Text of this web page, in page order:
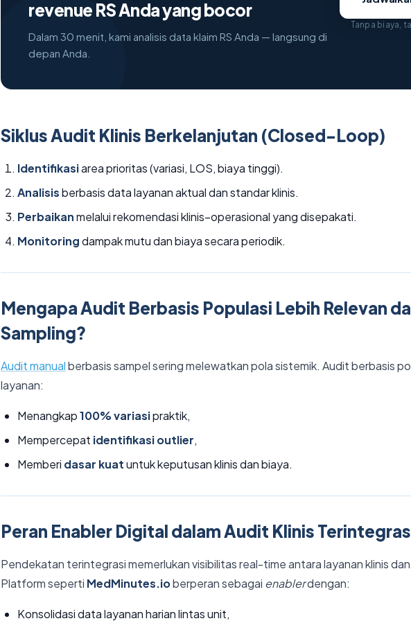
revenue RS Anda yang bocor
Dalam 30 menit, kami analisis data klaim RS Anda — langsung di
depan Anda.
Tanpa biaya,
Siklus Audit Klinis Berkelanjutan (Closed-Loop)
Identifikasiarea prioritas (variasi, LOS, biaya tinggi).
Analisisberbasis data layanan aktual dan standar klinis.
Perbaikanmelalui rekomendasi klinis–operasional yang disepakati.
Monitoringdampak mutu dan biaya secara periodik.
Mengapa Audit Berbasis Populasi Lebih Relevan
Sampling?
Audit manualberbasis sampel sering melewatkan pola sistemik. Audit berbasis
layanan:
Menangkap100% variasipraktik,
Mempercepat identifikasi outlier,
Memberi dasar kuatuntuk keputusan klinis dan biaya.
Peran Enabler Digital dalam Audit Klinis
Pendekatan terintegrasi memerlukan visibilitas real-time antara layanan klinis dan
Platform seperti MedMinutes.ioberperan sebagai enablerdengan:
Konsolidasi data layanan harian lintas unit,